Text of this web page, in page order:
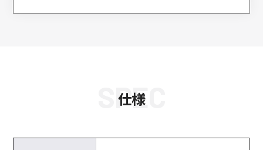
SPEC
仕様